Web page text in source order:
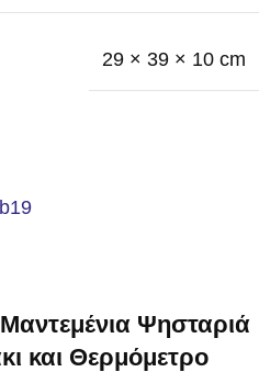
29 × 39 × 10 cm
Ψησταριά
και Θερμόμετρο